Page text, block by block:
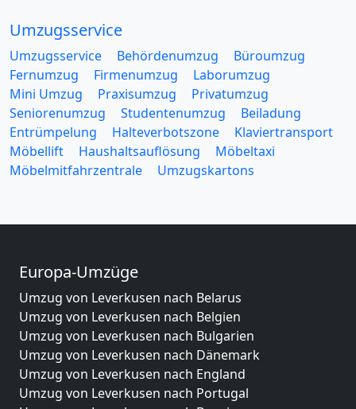
Umzugsservice
Umzugsservice Behördenumzug
Büroumzug
Fernumzug
Firmenumzug
Laborumzug
Mini Umzug
Praxisumzug
Privatumzug
Seniorenumzug
Studentenumzug
Beiladung
Entrümpelung
Halteverbotszone
Klaviertransport
Möbellift
Haushaltsauflösung
Möbeltaxi
Möbelmitfahrzentrale
Umzugskartons
Europa-Umzüge
Umzug von Leverkusen nach Belarus
Umzug von Leverkusen nach Belgien
Umzug von Leverkusen nach Bulgarien
Umzug von Leverkusen nach Dänemark
Umzug von Leverkusen nach England
Umzug von Leverkusen nach Portugal